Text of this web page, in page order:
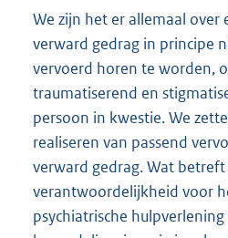
We zijn het er allemaal
verward gedrag in principe
vervoerd horen te worden,
traumatiserend en
persoon in kwestie. We
realiseren van passend
verward gedrag. Wat betreft
verantwoordelijkheid voor
psychiatrische